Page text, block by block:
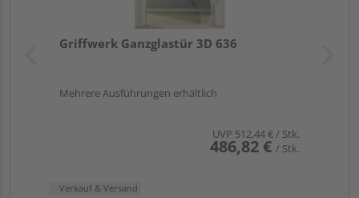
Griffwerk Ganzglastür 3D 636
Mehrere Ausführungen erhältlich
UVP 512,44 €/ Stk.
486,82 € / Stk.
Verkauf & Versand